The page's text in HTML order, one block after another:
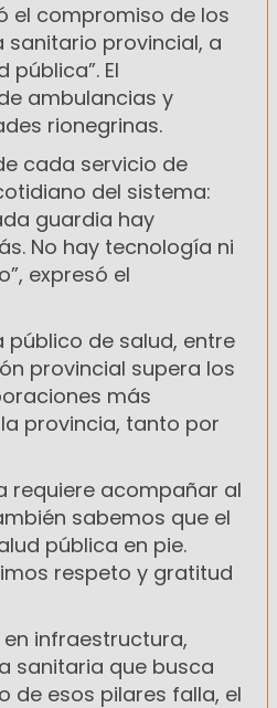
el compromiso de los
provincial, a
El
ambulancias y
rionegrinas.
cada servicio de
del sistema:
guardia hay
No hay tecnología ni
expresó el
público de salud, entre
provincial supera los
más
provincia, tanto por
requiere acompañar al
sabemos que el
pública en pie.
respeto y gratitud
infraestructura,
sanitaria que busca
de esos pilares falla, el